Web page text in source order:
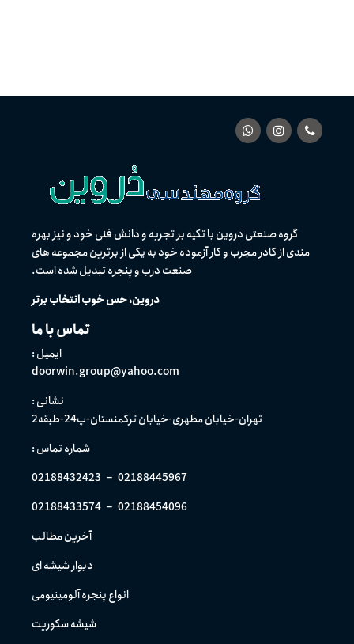
گروه صنعتی دروین با تکیه بر تجربه و دانش فنی خود و نیز بهره
مندی از كادر مجرب و کار آزموده خود به یکی از برترین مجموعه های
صنعت درب و پنجره تبدیل شده است.
دروین، حس خوب انتخاب برتر
تماس با ما
ایمیل :
doorwin.group@yahoo.com
نشانی :
تهران-خیابان مطهری-خیابان ترکمنستان-پ24-طبقه2
شماره تماس :
02188445967
–
02188432423
02188454096
–
02188433574
آخرین مطالب
دیوار شیشه ای
انواع پنجره آلومینیومی
شیشه سکوریت